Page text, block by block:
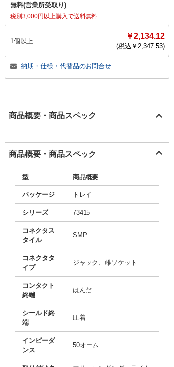
無料(営業所受取り)
税別3,000円以上購入で送料無料
1個以上
￥2,134.12
(税込￥ 2,347.53)
納期・仕様・代替品のお問合せ
商品概要・商品スペック
商品概要・商品スペック
型 商品概要
パッケージ トレイ
シリーズ 73415
コネクタス
タイル
SMP
コネクタタ
イプ
ジャック、雌ソケット
コンタクト
終端
はんだ
シールド終
端
圧着
インピーダ
ンス
50オーム